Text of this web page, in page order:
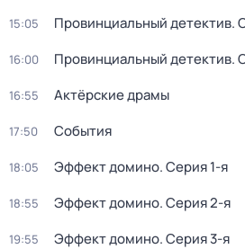
15:05 Провинциальный детектив.
16:00 Провинциальный детектив.
16:55 Актёрские драмы
17:50 События
18:05 Эффект домино. Серия 1-я
18:55 Эффект домино. Серия 2-я
19:55 Эффект домино. Серия 3-я